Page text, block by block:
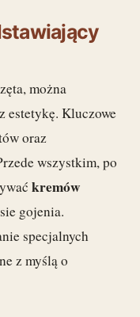
można
estetykę. Kluczowe
oraz
wszystkim, po
kremów
gojenia.
specjalnych
z myślą o